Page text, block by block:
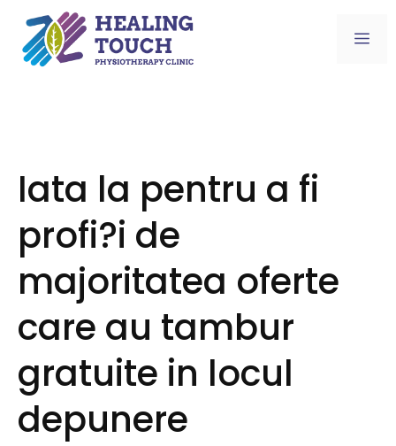
content
Iata la pentru a fi
profi?i de
majoritatea oferte
care au tambur
gratuite in locul
depunere